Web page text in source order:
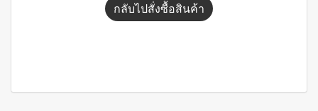
กลับไปสั่งซื้อสินค้า